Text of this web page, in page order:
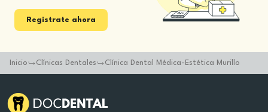
Registrate ahora
Inicio Clínicas Dentales Clínica Dental Médica-Estética Murillo